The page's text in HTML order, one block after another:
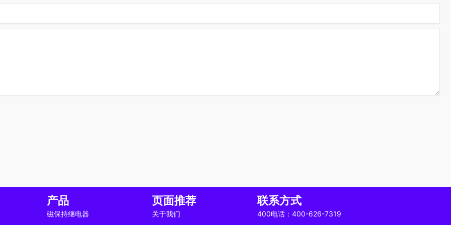
产品
磁保持继电器
页面推荐
关于我们
联系方式
400电话：400-626-7319